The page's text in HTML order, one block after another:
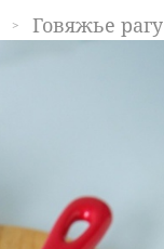
Говяжье рагу